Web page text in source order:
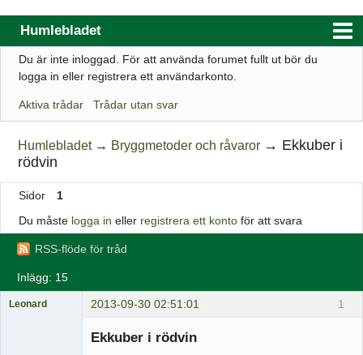
Humlebladet
Index
Regler
Sök
Registrera ett konto
Webbutik
Du är inte inloggad. För att använda forumet fullt ut bör du
logga in eller registrera ett användarkonto.
Aktiva trådar Trådar utan svar
Humlebladet → Bryggmetoder och råvaror → Ekkuber i
rödvin
Sidor
1
Du måste logga in eller registrera ett kontoför att svara
RSS-flöde för tråd
Inlägg: 15
1
Leonard 2013-09-30 02:51:01
Ekkuber i rödvin